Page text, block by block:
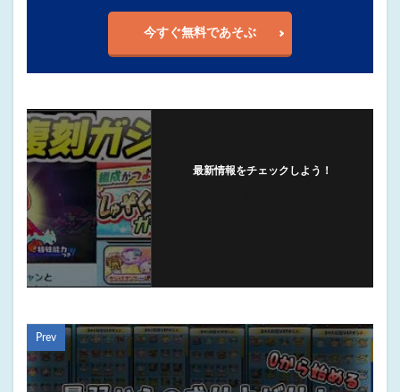
今すぐ無料であそぶ
最新情報をチェックしよう！
Prev